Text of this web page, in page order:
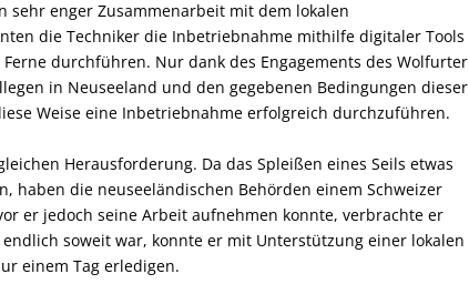
sehr enger Zusammenarbeit mit dem lokalen
die Techniker die Inbetriebnahme mithilfe digitaler Tools
durchführen. Nur dank des Engagements des Wolfurter
in Neuseeland und den gegebenen Bedingungen dieser
Weise eine Inbetriebnahme erfolgreich durchzuführen.
Herausforderung. Da das Spleißen eines Seils etwas
haben die neuseeländischen Behörden einem Schweizer
er jedoch seine Arbeit aufnehmen konnte, verbrachte er
soweit war, konnte er mit Unterstützung einer lokalen
einem Tag erledigen.